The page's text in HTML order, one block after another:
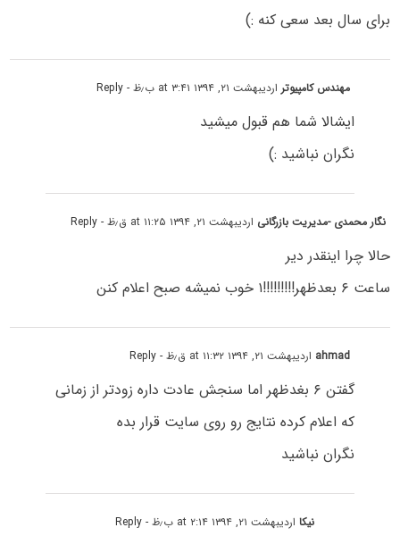
برای سال بعد سعی کنه :)
مهندس کامپیوتراردیبهشت ۲۱, ۱۳۹۴ at ۳:۴۱ ب٫ظ - Reply
ایشالا شما هم قبول میشید
نگران نباشید :)
نگار محمدی -مدیریت بازرگانی اردیبهشت ۲۱, ۱۳۹۴ at ۱۱:۲۵ ق٫ظ - Reply
حالا چرا اینقدر دیر
ساعت ۶ بعدظهر!!!!!!!!!۱ خوب نمیشه صبح اعلام کنن
ahmad اردیبهشت ۲۱, ۱۳۹۴ at ۱۱:۳۲ ق٫ظ - Reply
گفتن ۶ بغدظهر اما سنجش عادت داره زودتر از زمانی
که اعلام کرده نتایج رو روی سایت قرار بده
نگران نباشید
نیکااردیبهشت ۲۱, ۱۳۹۴ at ۲:۱۴ ب٫ظ - Reply